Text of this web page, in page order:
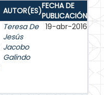
AUTOR(ES)FECHA DE
PUBLICACIÓN
Teresa De
Jesús
Jacobo
Galindo
19-abr-2016